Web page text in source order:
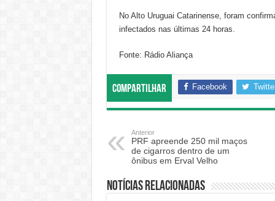
No Alto Uruguai Catarinense, foram
infectados nas últimas 24 horas.
Fonte: Rádio Aliança
Compartilhar Facebook
Anterior
PRF apreende 250 mil maços
de cigarros dentro de um
ônibus em Erval Velho
Notícias relacionadas